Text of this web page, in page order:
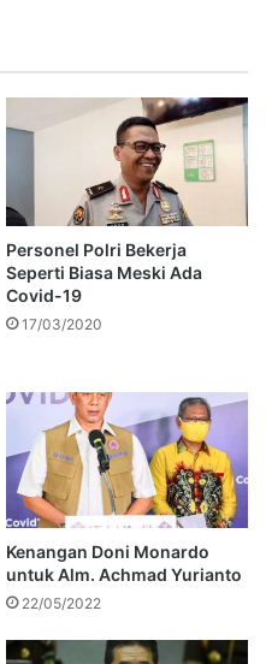
Personel Polri Bekerja
Seperti Biasa Meski Ada
Covid-19
17/03/2020
Kenangan Doni Monardo
untuk Alm. Achmad Yurianto
22/05/2022